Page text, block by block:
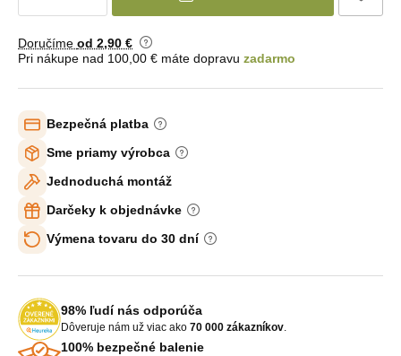
Doručíme od 2,90 €
Pri nákupe nad 100,00 € máte dopravu zadarmo
Bezpečná platba
Sme priamy výrobca
Jednoduchá montáž
Darčeky k objednávke
Výmena tovaru do 30 dní
98% ľudí nás odporúča
Dôveruje nám už viac ako 70 000 zákazníkov.
100% bezpečné balenie